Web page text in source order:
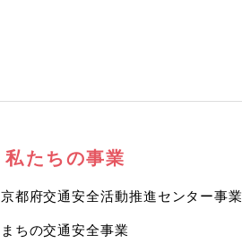
私たちの事業
京都府交通安全活動推進センター事業
まちの交通安全事業